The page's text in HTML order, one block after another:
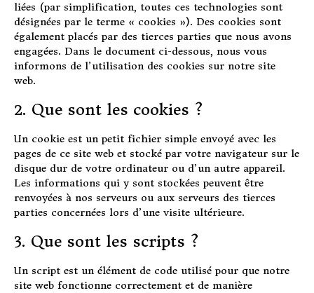
liées (par simplification, toutes ces technologies sont
désignées par le terme « cookies »). Des cookies sont
également placés par des tierces parties que nous avons
engagées. Dans le document ci-dessous, nous vous
informons de l’utilisation des cookies sur notre site
web.
2. Que sont les cookies ?
Un cookie est un petit fichier simple envoyé avec les
pages de ce site web et stocké par votre navigateur sur le
disque dur de votre ordinateur ou d’un autre appareil.
Les informations qui y sont stockées peuvent être
renvoyées à nos serveurs ou aux serveurs des tierces
parties concernées lors d’une visite ultérieure.
3. Que sont les scripts ?
Un script est un élément de code utilisé pour que notre
site web fonctionne correctement et de manière